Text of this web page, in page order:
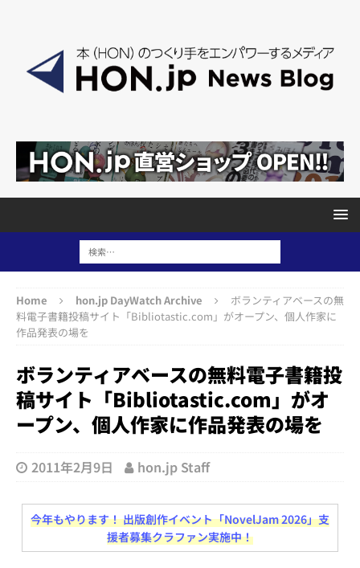
Home hon.jp DayWatch Archive
ボランティアベースの無
料電子書籍投稿サイト「Bibliotastic.com」がオープン、個人作家に
作品発表の場を
ボランティアベースの無料電子書籍投
稿サイト「Bibliotastic.com」がオ
ープン、個人作家に作品発表の場を
2011年2月9日 hon.jp Staff
今年もやります！ 出版創作イベント「NovelJam 2026」支
援者募集クラファン実施中！